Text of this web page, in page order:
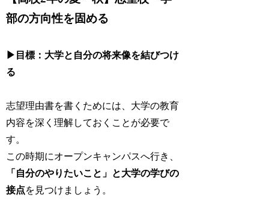
部の方向性を固める
▶目標：大学と自分の将来像を結びつけ
る
志望理由書を書くためには、大学の教育
内容を深く理解しておくことが必要で
す。
この時期にオープンキャンパスへ行き、
「自分のやりたいこと」と大学の学びの
接点を見つけましょう。